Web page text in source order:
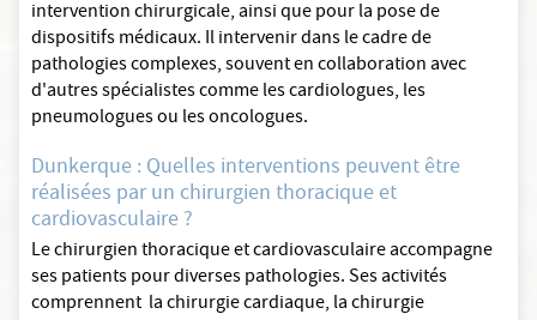
intervention chirurgicale, ainsi que pour la pose de
dispositifs médicaux. Il intervenir dans le cadre de
pathologies complexes, souvent en collaboration avec
d'autres spécialistes comme les cardiologues, les
pneumologues ou les oncologues.
Dunkerque : Quelles interventions peuvent être
réalisées par un chirurgien thoracique et
cardiovasculaire ?
Le chirurgien thoracique et cardiovasculaire accompagne
ses patients pour diverses pathologies. Ses activités
comprennent la chirurgie cardiaque, la chirurgie